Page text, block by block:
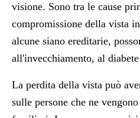
visione. Sono tra le cause
compromissione della vista
alcune siano ereditarie,
all'invecchiamento, al
La perdita della vista può
sulle persone che ne